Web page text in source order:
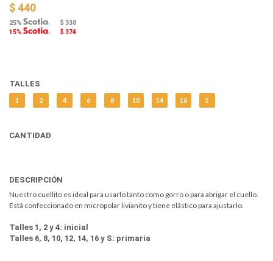
$ 440
25%
$ 330
15%
$ 374
TALLES
1 2 4 6 8 10 14 16 S
CANTIDAD
DESCRIPCIÓN
Nuestro cuellito es ideal para usarlo tanto como gorro o para abrigar el cuello.
Está confeccionado en micropolar livianito y tiene elástico para ajustarlo.
Talles 1, 2 y 4: inicial
Talles 6, 8, 10, 12, 14, 16 y S: primaria